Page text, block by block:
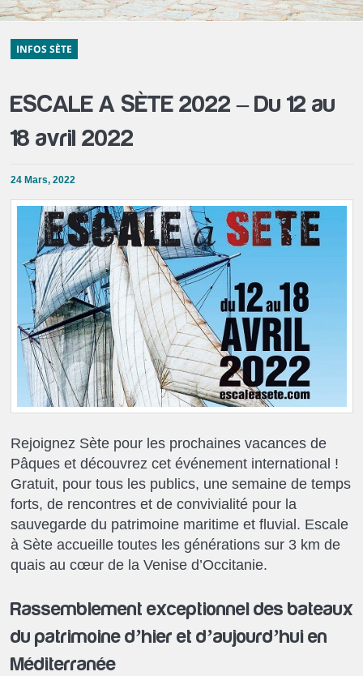
INFOS SÈTE
ESCALE A SÈTE 2022 – Du 12 au
18 avril 2022
24 Mars, 2022
Rejoignez Sète pour les prochaines vacances de
Pâques et découvrez cet événement international !
Gratuit, pour tous les publics, une semaine de temps
forts, de rencontres et de convivialité pour la
sauvegarde du patrimoine maritime et fluvial. Escale
à Sète accueille toutes les générations sur 3 km de
quais au cœur de la Venise d’Occitanie.
Rassemblement exceptionnel des bateaux
du patrimoine d’hier et d’aujourd’hui en
Méditerranée